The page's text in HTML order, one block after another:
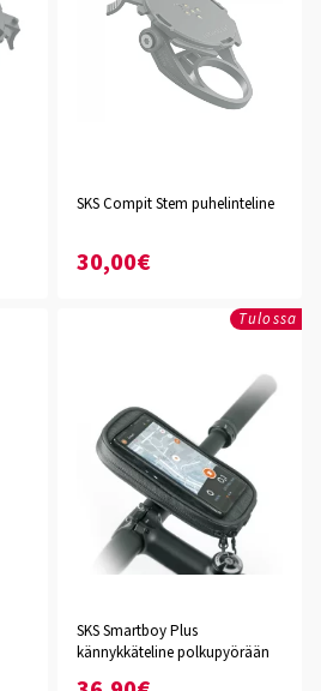
SKS Compit Stem puhelinteline
30,00€
Tulossa
SKS Smartboy Plus
kännykkäteline polkupyörään